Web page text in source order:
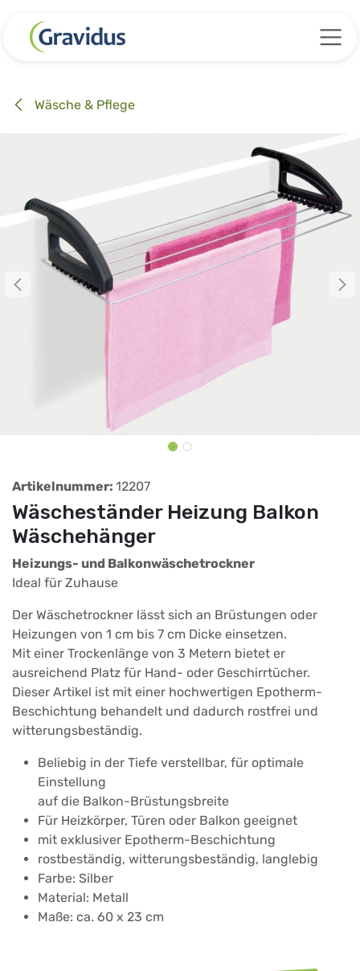
Wäsche & Pflege
Artikelnummer: 12207
Wäscheständer Heizung Balkon
Wäschehänger
Heizungs- und Balkonwäschetrockner
Ideal für Zuhause
Der Wäschetrockner lässt sich an Brüstungen oder
Heizungen von 1 cm bis 7 cm Dicke einsetzen.
Mit einer Trockenlänge von 3 Metern bietet er
ausreichend Platz für Hand- oder Geschirrtücher.
Dieser Artikel ist mit einer hochwertigen Epotherm-
Beschichtung behandelt und dadurch rostfrei und
witterungsbeständig.
Beliebig in der Tiefe verstellbar, für optimale
Einstellung
auf die Balkon-Brüstungsbreite
Für Heizkörper, Türen oder Balkon geeignet
mit exklusiver Epotherm-Beschichtung
rostbeständig, witterungsbeständig, langlebig
Farbe: Silber
Material: Metall
Maße: ca. 60 x 23 cm